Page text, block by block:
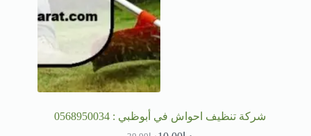
شركة تنظيف احواش في أبوظبي : 0568950034